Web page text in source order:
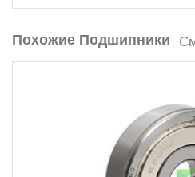
Похожие Подшипники